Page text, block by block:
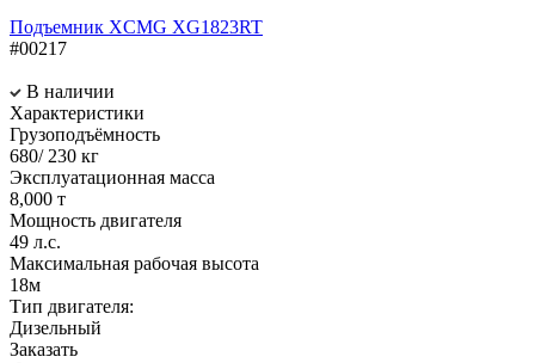
Подъемник XCMG XG1823RT
#00217
В наличии
Характеристики
Грузоподъёмность
680/ 230 кг
Эксплуатационная масса
8,000 т
Мощность двигателя
49 л.с.
Максимальная рабочая высота
18м
Тип двигателя:
Дизельный
Заказать